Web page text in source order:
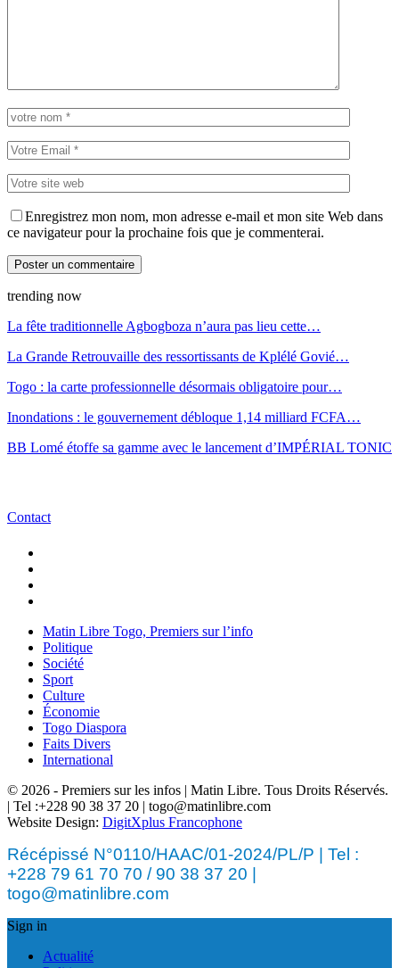
Enregistrez mon nom, mon adresse e-mail et mon site Web dans
ce navigateur pour la prochaine fois que je commenterai.
trending now
La fête traditionnelle Agbogboza n’aura pas lieu cette…
La Grande Retrouvaille des ressortissants de Kplélé Govié…
Togo : la carte professionnelle désormais obligatoire pour…
Inondations : le gouvernement débloque 1,14 milliard FCFA…
BB Lomé étoffe sa gamme avec le lancement d’IMPÉRIAL TONIC
Contact
Matin Libre Togo, Premiers sur l’info
Politique
Société
Sport
Culture
Économie
Togo Diaspora
Faits Divers
International
© 2026 - Premiers sur les infos | Matin Libre. Tous Droits Réservés.
| Tel :+228 90 38 37 20 | togo@matinlibre.com
Website Design: DigitXplus Francophone
Récépissé N°0110/HAAC/01-2024/PL/P | Tel :
+228 79 61 70 70 / 90 38 37 20 |
togo@matinlibre.com
Sign in
Actualité